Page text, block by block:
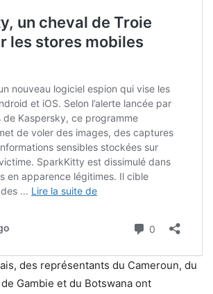
des représentants du Cameroun, du
de Gambie et du Botswana ont